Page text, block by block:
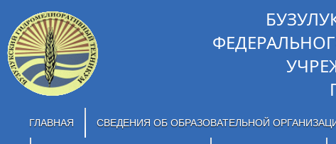
ГЛАВНАЯ СВЕДЕНИЯ ОБ ОБРАЗОВАТЕЛЬНОЙ